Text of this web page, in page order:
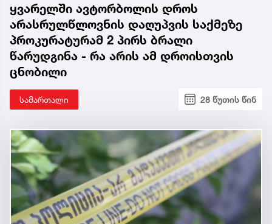
ყვარელში ავტორბოლის დროს
არასრულწლოვნის დაღუპვის საქმეზე
პროკურატურამ 2 პირს ბრალი
წარუდგინა - რა არის ამ დროისთვის
ცნობილი
სამართალი 28 წუთის წინ